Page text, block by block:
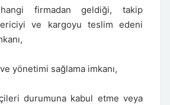
firmadan geldiği, takip
ve kargoyu teslim edeni
yönetimi sağlama imkanı,
durumuna kabul etme veya